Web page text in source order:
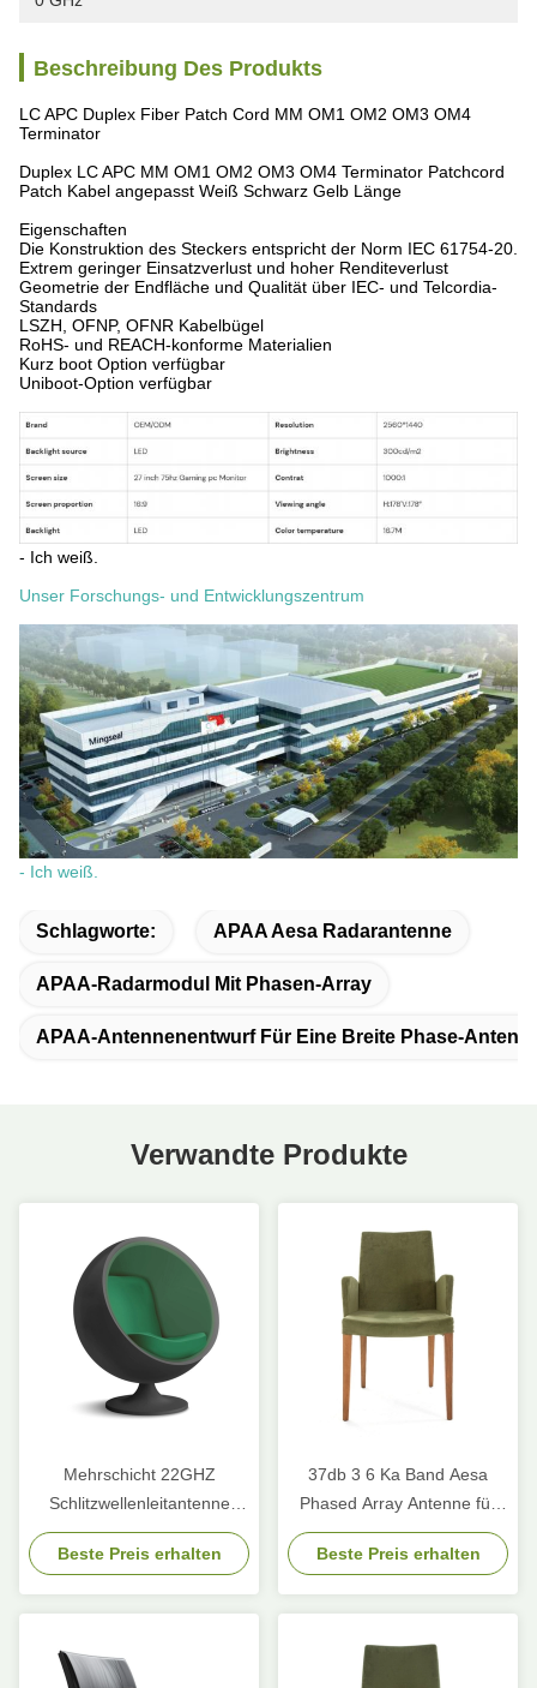
Beschreibung Des Produkts
LC APC Duplex Fiber Patch Cord MM OM1 OM2 OM3 OM4
Terminator
Duplex LC APC MM OM1 OM2 OM3 OM4 Terminator Patchcord
Patch Kabel angepasst Weiß Schwarz Gelb Länge
Eigenschaften
Die Konstruktion des Steckers entspricht der Norm IEC 61754-20.
Extrem geringer Einsatzverlust und hoher Renditeverlust
Geometrie der Endfläche und Qualität über IEC- und Telcordia-
Standards
LSZH, OFNP, OFNR Kabelbügel
RoHS- und REACH-konforme Materialien
Kurz boot Option verfügbar
Uniboot-Option verfügbar
- Ich weiß.
Unser Forschungs- und Entwicklungszentrum
- Ich weiß.
Schlagworte: APAA Aesa Radarantenne
APAA-Radarmodul Mit Phasen-Array
APAA-Antennenentwurf Für Eine Breite Phase-
Verwandte Produkte
Mehrschicht 22GHZ
Schlitzwellenleitantenne
Kupfermaterial
Beste Preis erhalten
37db 3 6 Ka Band Aesa
Phased Array Antenne für
Luftfahrzeuge Strahllenkung
16 GHz bis 17 GHz
Beste Preis erhalten